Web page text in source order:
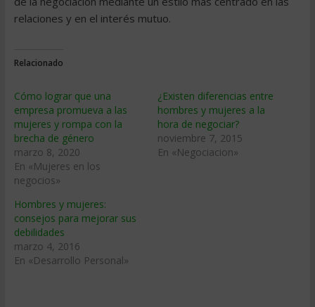
relaciones y en el interés mutuo.
Relacionado
Cómo lograr que una
empresa promueva a las
mujeres y rompa con la
brecha de género
marzo 8, 2020
En «Mujeres en los
negocios»
¿Existen diferencias entre
hombres y mujeres a la
hora de negociar?
noviembre 7, 2015
En «Negociacion»
Hombres y mujeres:
consejos para mejorar sus
debilidades
marzo 4, 2016
En «Desarrollo Personal»